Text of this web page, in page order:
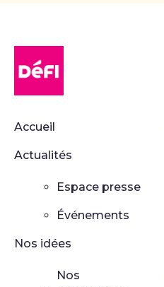
Accueil
Actualités
Espace presse
Événements
Nos idées
Nos